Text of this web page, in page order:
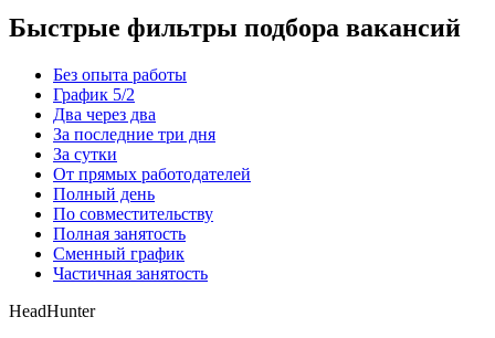
Быстрые фильтры подбора вакансий
Без опыта работы
График 5/2
Два через два
За последние три дня
За сутки
От прямых работодателей
Полный день
По совместительству
Полная занятость
Сменный график
Частичная занятость
HeadHunter